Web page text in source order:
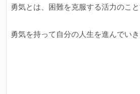
勇気とは、困難を克服する活力のこと
勇気を持って自分の人生を進んでいき